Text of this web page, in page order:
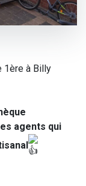
1ère à Billy
agents qui